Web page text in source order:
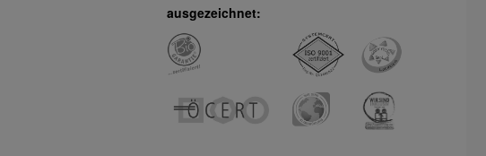
ausgezeichnet: